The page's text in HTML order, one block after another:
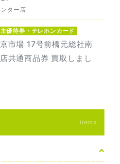
ター店
優待券・テレホンカード
市場 17号前橋元総社南
共通商品券 買取しまし
Items